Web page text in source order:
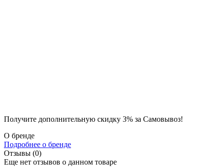
Получите дополнительную скидку 3% за Самовывоз!
О бренде
Подробнее о бренде
Отзывы (0)
Еще нет отзывов о данном товаре